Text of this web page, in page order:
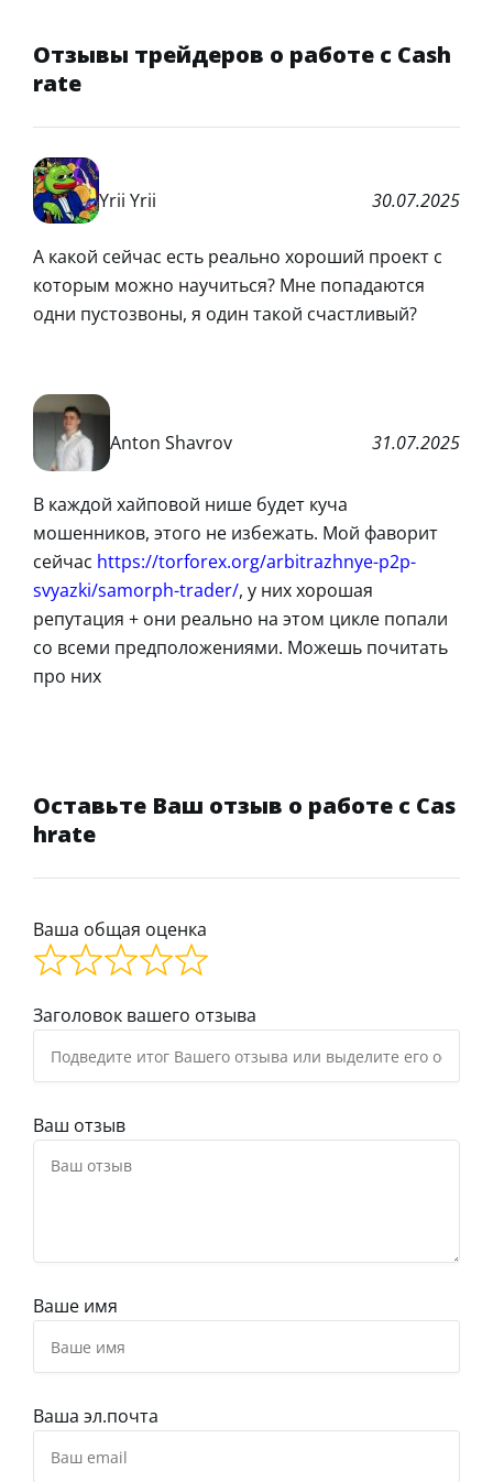
Отзывы трейдеров о работе с Cash
rate
Yrii Yrii 30.07.2025
А какой сейчас есть реально хороший проект с
которым можно научиться? Мне попадаются
одни пустозвоны, я один такой счастливый?
Anton Shavrov 31.07.2025
В каждой хайповой нише будет куча
мошенников, этого не избежать. Мой фаворит
сейчас https://torforex.org/arbitrazhnye-p2p-
svyazki/samorph-trader/, у них хорошая
репутация + они реально на этом цикле попали
со всеми предположениями. Можешь почитать
про них
Оставьте Ваш отзыв о работе с Cas
hrate
Ваша общая оценка
Заголовок вашего отзыва
Ваш отзыв
Ваше имя
Ваша эл.почта